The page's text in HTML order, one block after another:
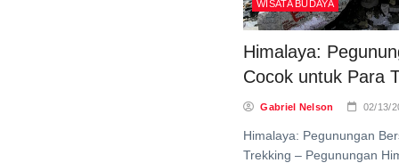
WISATA BUDAYA
Himalaya:
Cocok untuk Para
Gabriel Nelson 02/13/
Himalaya: Pegunungan
Trekking – Pegunungan